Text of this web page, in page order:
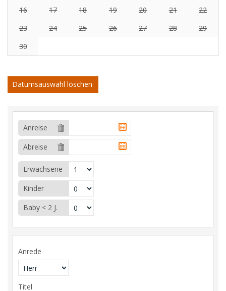
16
17 18 19 20 21
22
23
24 25 26 27 28
29
30
Datumsauswahl löschen
Anreise
Abreise
Erwachsene
Kinder
Baby < 2 J.
Anrede
Titel